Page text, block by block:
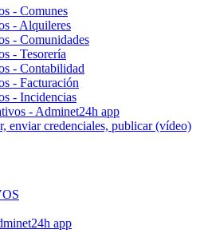
- Comunes
- Alquileres
- Comunidades
- Tesorería
- Contabilidad
- Facturación
- Incidencias
- Adminet24h app
enviar credenciales, publicar (vídeo)
app